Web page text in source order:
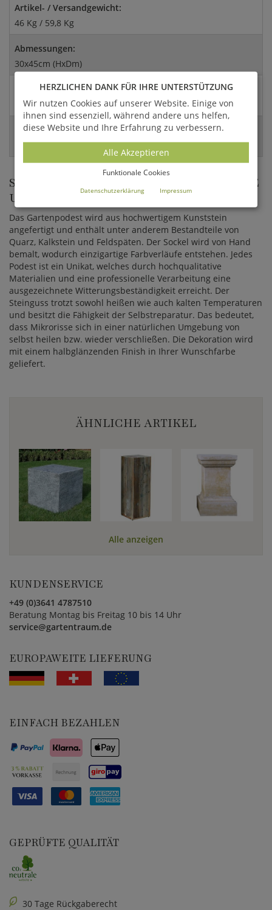
Artikel- / Versandgewicht:
46 Kg / 59,8 Kg
Abmessungen:
30x45cm (HxDm)
Versandart:
Spedition
EAN:
4056026390720
STEINGUSS PODEST FÜR PFLANZGEFÄSSE U
ND SKULPTUREN
Das Gartenpodest wird aus hochwertigem Kunststein
angefertigt und enthält unter anderem Bestandteile von
Quarz, Kalkstein und Feldspäten. Der Sockel wird von Hand
bemalt, wodurch einzigartige Farbverläufe entstehen. Jedes
Podest ist ein Unikat, welches durch hochqualitative
Materialien und eine professionelle Verarbeitung eine
ausgezeichnete Witterungsbeständigkeit erreicht. Der
Steinguss trotzt sowohl heißen wie auch kalten Temperaturen
und besitzt die Fähigkeit der Selbstreparatur. Das bedeutet,
dass Mikrorisse sich in einer natürlichen Umgebung von
selbst heilen bzw. wieder verschließen. Die Dekoration wird
mit einem halbglänzenden Finish in Ihrer Wunschfarbe
geliefert.
ÄHNLICHE ARTIKEL
Alle anzeigen
KUNDENSERVICE
+49 (0)3641 4787510
Beratung Montag bis Freitag 10 bis 14 Uhr
service@gartentraum.de
EUROPAWEITE LIEFERUNG
EINFACH BEZAHLEN
GEPRÜFTE QUALITÄT
30 Tage Rückgaberecht
HERZLICHEN DANK FÜR IHRE UNTERSTÜTZUNG
Wir nutzen Cookies auf unserer Website. Einige von
ihnen sind essenziell, während andere uns helfen,
diese Website und Ihre Erfahrung zu verbessern.
Alle Akzeptieren
Funktionale Cookies
Datenschutzerklärung Impressum